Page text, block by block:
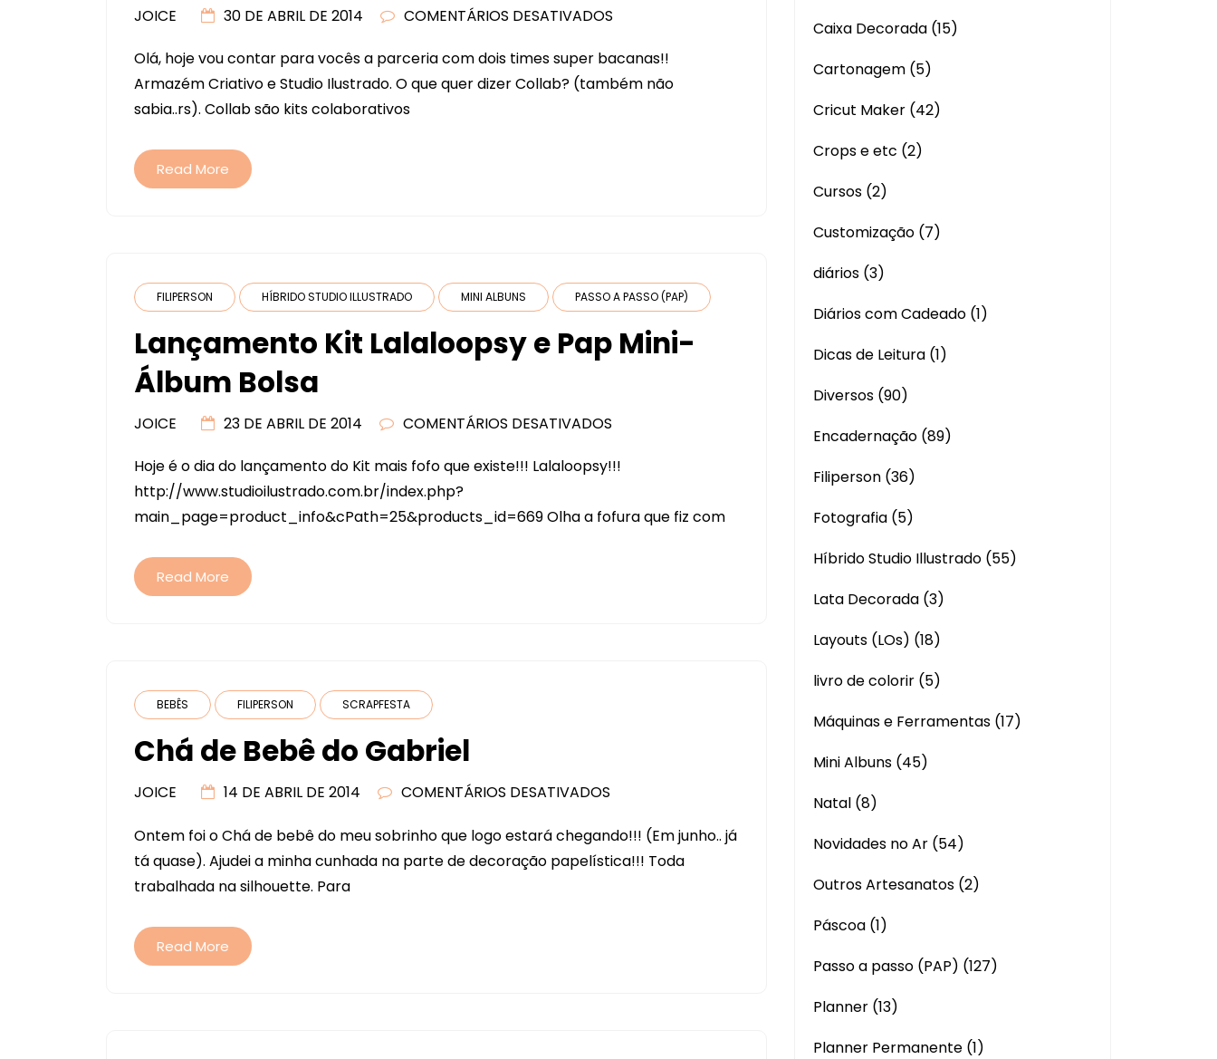
JOICE 30 DE ABRIL DE 2014 COMENTÁRIOS DESATIVADOS
COLLAB
ARMAZÉM
Olá, hoje vou contar para vocês a parceria com dois times super bacanas!!
Armazém Criativo e Studio Ilustrado. O que quer dizer Collab? (também não
sabia..rs). Collab são kits colaborativos
Read More
FILIPERSON HÍBRIDO STUDIO ILLUSTRADO MINI ALBUNS PASSO A PASSO (PAP)
Lançamento Kit Lalaloopsy e Pap Mini-
Álbum Bolsa
JOICE 23 DE ABRIL DE 2014 COMENTÁRIOS DESATIVADOS
KIT
E
Hoje é o dia do lançamento do Kit mais fofo que existe!!! Lalaloopsy!!!
http://www.studioilustrado.com.br/index.php?
main_page=product_info&cPath=25&products_id=669 Olha a fofura que fiz com
Read More
BEBÊS FILIPERSON SCRAPFESTA
Chá de Bebê do Gabriel
JOICE 14 DE ABRIL DE 2014 COMENTÁRIOS DESATIVADOS
DE
BEBÊ
Ontem foi o Chá de bebê do meu sobrinho que logo estará chegando!!! (Em junho.. já
tá quase). Ajudei a minha cunhada na parte de decoração papelística!!! Toda
trabalhada na silhouette. Para
Read More
Caixa Decorada (15)
Cartonagem (5)
Cricut Maker (42)
Crops e etc (2)
Cursos (2)
Customização (7)
diários (3)
Diários com Cadeado (1)
Dicas de Leitura (1)
Diversos (90)
Encadernação (89)
Filiperson (36)
Fotografia (5)
Híbrido Studio Illustrado (55)
Lata Decorada (3)
Layouts (LOs) (18)
livro de colorir (5)
Máquinas e Ferramentas (17)
Mini Albuns (45)
Natal (8)
Novidades no Ar (54)
Outros Artesanatos (2)
Páscoa (1)
Passo a passo (PAP) (127)
Planner (13)
Planner Permanente (1)